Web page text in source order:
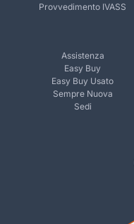
Provvedimento IVASS
Assistenza
Easy Buy
Easy Buy Usato
Sempre Nuova
Sedi